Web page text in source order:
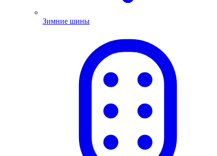
Зимние шины